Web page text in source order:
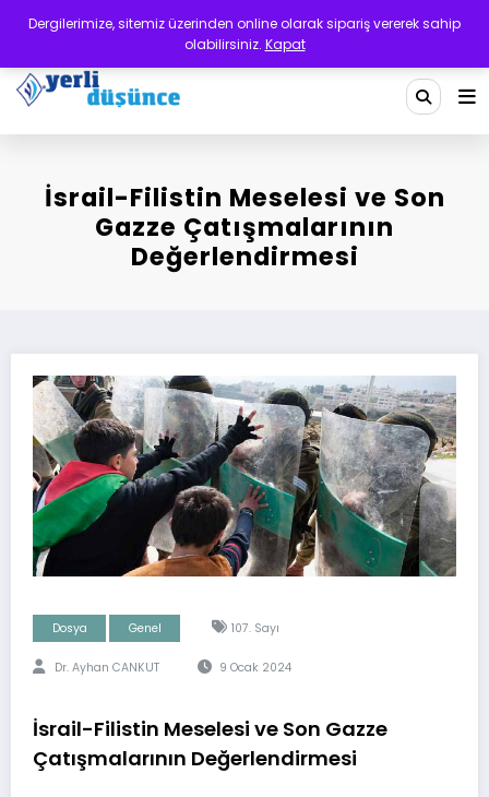
Dergilerimize, sitemiz üzerinden online olarak sipariş vererek sahip
olabilirsiniz. Kapat
Yerli Düşünce Dergisi
İsrail-Filistin Meselesi ve Son
Gazze Çatışmalarının
Değerlendirmesi
Dosya Genel 107. Sayı
Dr. Ayhan CANKUT 9 Ocak 2024
İsrail-Filistin Meselesi ve Son Gazze
Çatışmalarının Değerlendirmesi